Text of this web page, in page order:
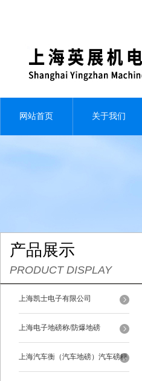
网站首页 关于我们
产品展示
PRODUCT DISPLAY
上海凯士电子有限公司
上海电子地磅称/防爆地磅
上海汽车衡（汽车地磅）汽车磅秤